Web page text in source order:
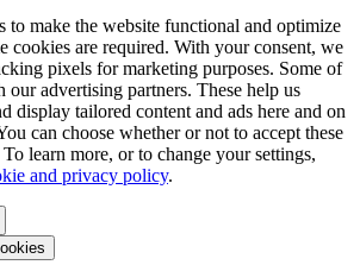
to make the website functional and optimize
cookies are required. With your consent, we
pixels for marketing purposes. Some of
our advertising partners. These help us
display tailored content and ads here and on
can choose whether or not to accept these
learn more, or to change your settings,
and privacy policy.